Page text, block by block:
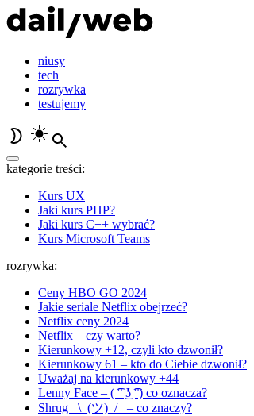
niusy
tech
rozrywka
testujemy
kategorie treści:
Kurs UX
Jaki kurs PHP?
Jaki kurs C++ wybrać?
Kurs Microsoft Teams
rozrywka:
Ceny HBO GO 2024
Jakie seriale Netflix obejrzeć?
Netflix ceny 2024
Netflix – czy warto?
Kierunkowy +12, czyli kto dzwonił?
Kierunkowy 61 – kto do Ciebie dzwonił?
Uważaj na kierunkowy +44
Lenny Face – ( ͡° ͜ʖ ͡°) co oznacza?
Shrug ¯\_(ツ)_/¯ – co znaczy?